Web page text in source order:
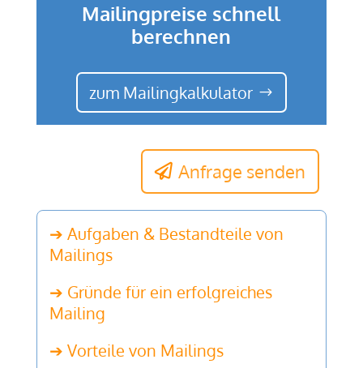
Mailingpreise schnell
berechnen
zum Mailingkalkulator
Anfrage senden
➔ Aufgaben & Bestandteile von
Mailings
➔ Gründe für ein erfolgreiches
Mailing
➔ Vorteile von Mailings